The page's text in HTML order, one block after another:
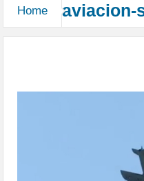
Home aviacion-